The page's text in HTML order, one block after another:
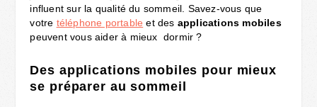
influent sur la qualité du sommeil. Savez-vous que
votre téléphone portable et des applications mobiles
peuvent vous aider à mieux dormir ?
Des applications mobiles pour mieux
se préparer au sommeil